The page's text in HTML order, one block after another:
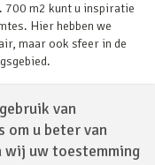
van
om u beter van
wij uw toestemming
700 m2 kunt u inspiratie
Hier hebben we
maar ook sfeer in de